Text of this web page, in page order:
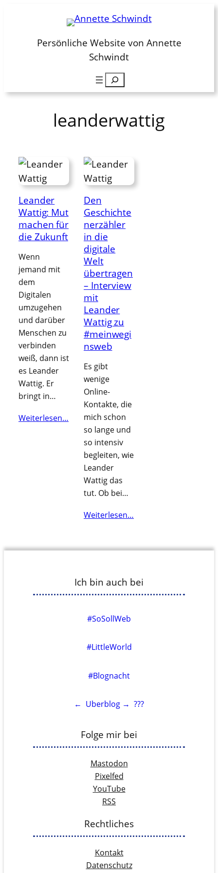
springenPersönliche Website von Annette
Schwindt
Suchen
leanderwattig
Leander
Wattig: Mut
machen für
die Zukunft
Wenn
jemand mit
dem
Digitalen
umzugehen
und darüber
Menschen zu
verbinden
weiß, dann ist
es Leander
Wattig. Er
bringt in…
Weiterlesen…
Den
Geschichte
nerzähler
in die
digitale
Welt
übertragen
– Interview
mit
Leander
Wattig zu
#meinwegi
nsweb
Es gibt
wenige
Online-
Kontakte, die
mich schon
so lange und
so intensiv
begleiten, wie
Leander
Wattig das
tut. Ob bei…
Weiterlesen…
Ich bin auch bei
#SoSollWeb
#LittleWorld
#Blognacht
← Uberblog → ???
Folge mir bei
Mastodon
Pixelfed
YouTube
RSS
Rechtliches
Kontakt
Datenschutz